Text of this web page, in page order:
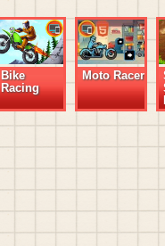
Bike
Racing
Moto Racer